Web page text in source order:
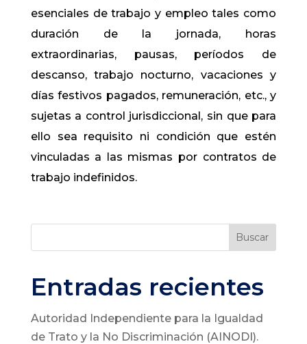
esenciales de trabajo y empleo tales como
duración de la jornada, horas
extraordinarias, pausas, períodos de
descanso, trabajo nocturno, vacaciones y
días festivos pagados, remuneración, etc., y
sujetas a control jurisdiccional, sin que para
ello sea requisito ni condición que estén
vinculadas a las mismas por contratos de
trabajo indefinidos.
Buscar
Entradas recientes
Autoridad Independiente para la Igualdad
de Trato y la No Discriminación (AINODI).